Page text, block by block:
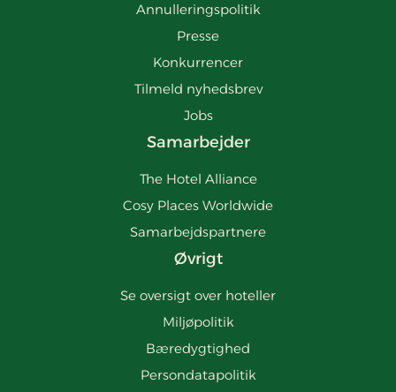
Annulleringspolitik
Presse
Konkurrencer
Tilmeld nyhedsbrev
Jobs
Samarbejder
The Hotel Alliance
Cosy Places Worldwide
Samarbejdspartnere
Øvrigt
Se oversigt over hoteller
Miljøpolitik
Bæredygtighed
Persondatapolitik